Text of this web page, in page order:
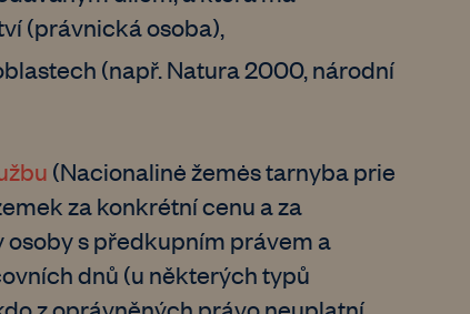
(právnická osoba),
(např. Natura 2000, národní
(Nacionalinė žemės tarnyba prie
za konkrétní cenu a za
s předkupním právem a
dnů (u některých typů